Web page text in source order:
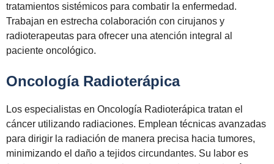
tratamientos sistémicos para combatir la enfermedad.
Trabajan en estrecha colaboración con cirujanos y
radioterapeutas para ofrecer una atención integral al
paciente oncológico.
Oncología Radioterápica
Los especialistas en Oncología Radioterápica tratan el
cáncer utilizando radiaciones. Emplean técnicas avanzadas
para dirigir la radiación de manera precisa hacia tumores,
minimizando el daño a tejidos circundantes. Su labor es